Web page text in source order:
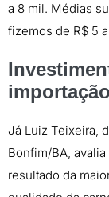
a 8 mil. Médias
fizemos de R$ 5 a
importação
Já Luiz Teixeira,
Bonfim/BA,
resultado da